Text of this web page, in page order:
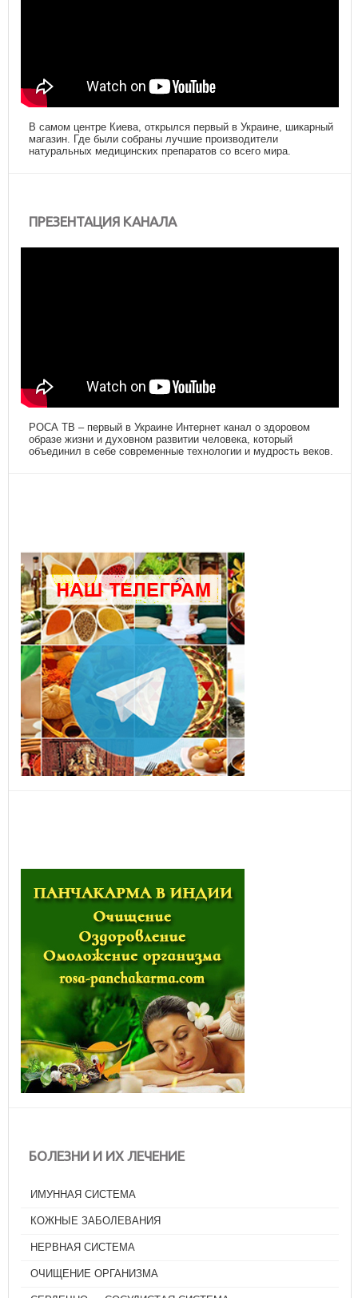
В самом центре Киева, открылся первый в Украине, шикарный
магазин. Где были собраны лучшие производители
натуральных медицинских препаратов со всего мира.
ПРЕЗЕНТАЦИЯ КАНАЛА
РОСА ТВ – первый в Украине Интернет канал о здоровом
образе жизни и духовном развитии человека, который
объединил в себе современные технологии и мудрость веков.
БОЛЕЗНИ И ИХ ЛЕЧЕНИЕ
ИМУННАЯ СИСТЕМА
КОЖНЫЕ ЗАБОЛЕВАНИЯ
НЕРВНАЯ СИСТЕМА
ОЧИЩЕНИЕ ОРГАНИЗМА